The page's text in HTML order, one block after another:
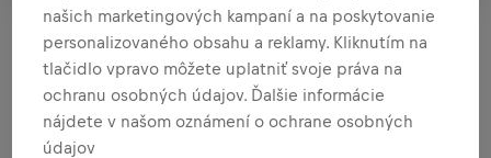
PREHĽAD FUNDRAISINGU
0,00 USD VYZBIERANÉ Z 0,00 USD CIEĽA
PRÍSPEVKY
našich marketingových kampaní a na poskytovanie
personalizovaného obsahu a reklamy. Kliknutím na
tlačidlo vpravo môžete uplatniť svoje práva na
ochranu osobných údajov. Ďalšie informácie
nájdete v našom oznámení o ochrane osobných
údajov